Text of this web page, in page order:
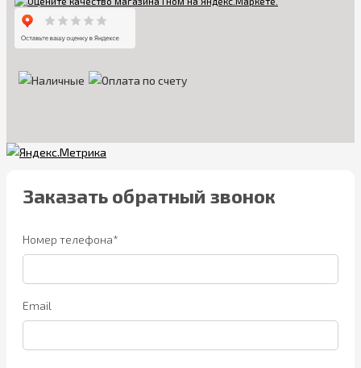
Заказать обратный звонок
Номер телефона*
Email